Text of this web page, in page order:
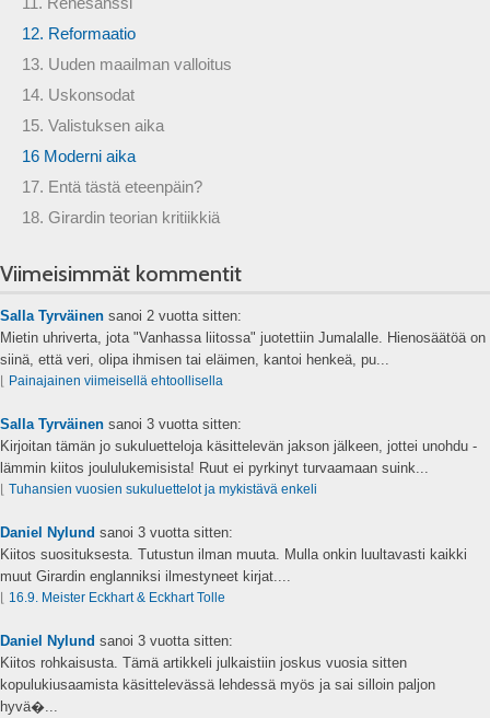
12. Reformaatio
13. Uuden maailman valloitus
14. Uskonsodat
15. Valistuksen aika
16 Moderni aika
17. Entä tästä eteenpäin?
18. Girardin teorian kritiikkiä
Viimeisimmät kommentit
Salla Tyrväinen sanoi 2 vuotta sitten:
Mietin uhriverta, jota "Vanhassa liitossa" juotettiin Jumalalle. Hienosäätöä on
siinä, että veri, olipa ihmisen tai eläimen, kantoi henkeä, pu...
⌊ Painajainen viimeisellä ehtoollisella
Salla Tyrväinen sanoi 3 vuotta sitten:
Kirjoitan tämän jo sukuluetteloja käsittelevän jakson jälkeen, jottei unohdu -
lämmin kiitos joululukemisista! Ruut ei pyrkinyt turvaamaan suink...
⌊ Tuhansien vuosien sukuluettelot ja mykistävä enkeli
Daniel Nylund sanoi 3 vuotta sitten:
Kiitos suosituksesta. Tutustun ilman muuta. Mulla onkin luultavasti kaikki
muut Girardin englanniksi ilmestyneet kirjat....
⌊ 16.9. Meister Eckhart & Eckhart Tolle
Daniel Nylund sanoi 3 vuotta sitten:
Kiitos rohkaisusta. Tämä artikkeli julkaistiin joskus vuosia sitten
kopulukiusaamista käsittelevässä lehdessä myös ja sai silloin paljon
hyvä�...